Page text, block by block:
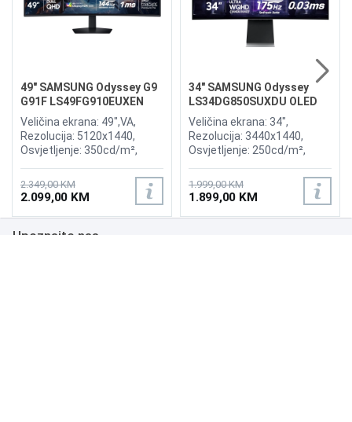
49" SAMSUNG Odyssey G9
G91F LS49FG910EUXEN
144Hz Gaming Curved
Display
Veličina ekrana: 49",VA,
Rezolucija: 5120x1440,
Osvjetljenje: 350cd/m²,
Osvježenje: 144Hz, AMD
FreeSync Premium Pro,
Priključci: 2xHDMI 2.1,
DisplayPort, 2xUSB 3.2, USB-
B
2.349,00 KM
2.099,00 KM
34" SAMSUNG Odyssey
LS34DG850SUXDU OLED
G8 175Hz Gaming Curved
Display
Veličina ekrana: 34",
Rezolucija: 3440x1440,
Osvjetljenje: 250cd/m²,
Osvježenje: 175Hz, AMD
FreeSync Premium,
Wireless LAN, Bluetooth ,
Priključci: 2xHDMI,
1.999,00 KM
1.899,00 KM
Upoznajte nas